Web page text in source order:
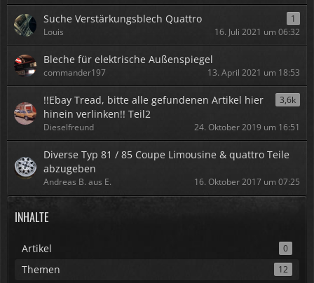
Suche Verstärkungsblech Quattro
1
Louis
16. Juli 2021 um 06:32
Bleche für elektrische Außenspiegel
commander197 13. April 2021 um 18:53
!!Ebay Tread, bitte alle gefundenen Artikel hier
hinein verlinken!! Teil2
3,6k
Dieselfreund 24. Oktober 2019 um 16:51
Diverse Typ 81 / 85 Coupe Limousine & quattro Teile
abzugeben
Andreas B. aus E. 16. Oktober 2017 um 07:25
INHALTE
Artikel 0
Themen 12